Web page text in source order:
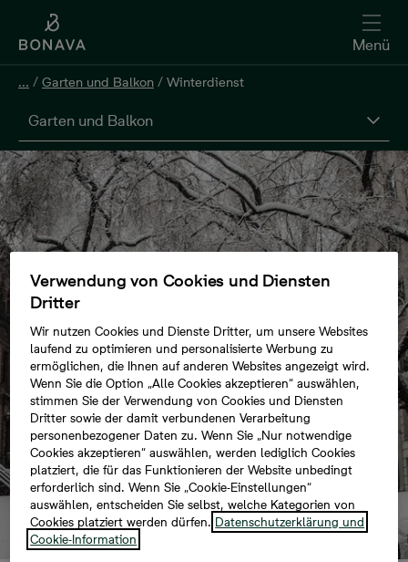
Menü
... / Garten und Balkon / Winterdienst
Garten und Balkon
Verwendung von Cookies und Diensten
Dritter
Wir nutzen Cookies und Dienste Dritter, um unsere Websites
laufend zu optimieren und personalisierte Werbung zu
ermöglichen, die Ihnen auf anderen Websites angezeigt wird.
Wenn Sie die Option „Alle Cookies akzeptieren“ auswählen,
stimmen Sie der Verwendung von Cookies und Diensten
Dritter sowie der damit verbundenen Verarbeitung
personenbezogener Daten zu. Wenn Sie „Nur notwendige
Cookies akzeptieren“ auswählen, werden lediglich Cookies
platziert, die für das Funktionieren der Website unbedingt
erforderlich sind. Wenn Sie „Cookie-Einstellungen“
auswählen, entscheiden Sie selbst, welche Kategorien von
Cookies platziert werden dürfen. Datenschutzerklärung und
Cookie-Information